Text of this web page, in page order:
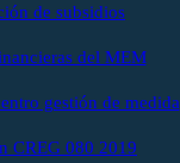
de subsidios
del MEM
gestión de medida
CREG 080 2019